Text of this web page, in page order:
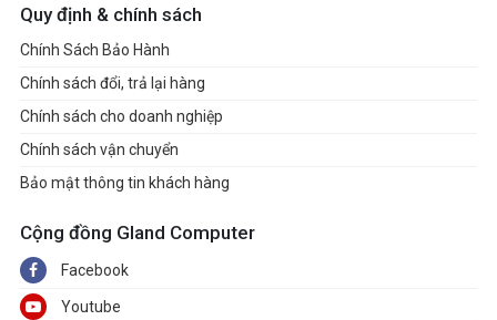
Quy định & chính sách
Chính Sách Bảo Hành
Chính sách đổi, trả lại hàng
Chính sách cho doanh nghiệp
Chính sách vận chuyển
Bảo mật thông tin khách hàng
Cộng đồng Gland Computer
Facebook
Youtube